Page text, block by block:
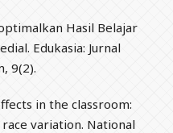
Hasil Belajar
Edukasia: Jurnal
9(2).
in the classroom:
variation. National